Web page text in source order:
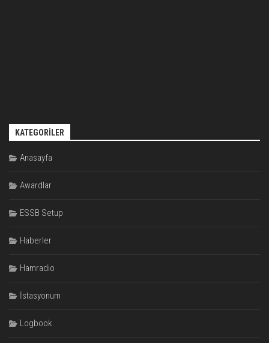
KATEGORILER
Anasayfa
Awardlar
ESSB Setup
Haberler
Hamradio
İstasyonum
Logbook